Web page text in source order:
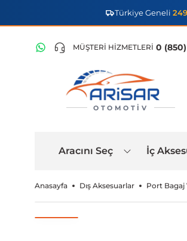
Türkiye Geneli
MÜŞTERİ HİZMETLERİ 0
OTOMOTIV
Aracını Seç İç
Anasayfa Dış Aksesuarlar Port Bagaj